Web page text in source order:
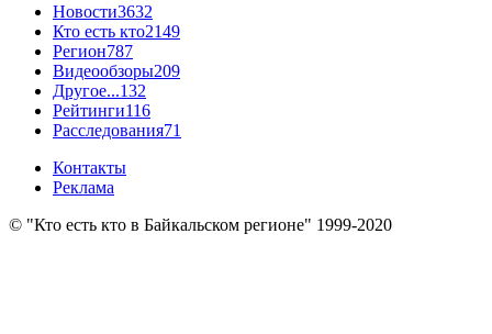
Новости3632
Кто есть кто2149
Регион787
Видеообзоры209
Другое...132
Рейтинги116
Расследования71
Контакты
Реклама
© "Кто есть кто в Байкальском регионе" 1999-2020